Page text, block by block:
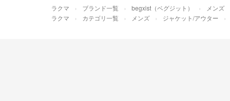
ラクマ ブランド一覧 begxist（ベグジット） メンズ
ラクマ カテゴリ一覧 メンズ ジャケット/アウター